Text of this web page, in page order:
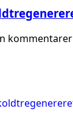
kommentarer